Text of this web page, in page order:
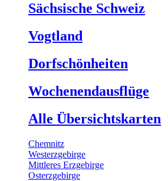
Sächsische Schweiz
Vogtland
Dorfschönheiten
Wochenendausflüge
Alle Übersichtskarten
Chemnitz
Westerzgebirge
Mittleres Erzgebirge
Osterzgebirge